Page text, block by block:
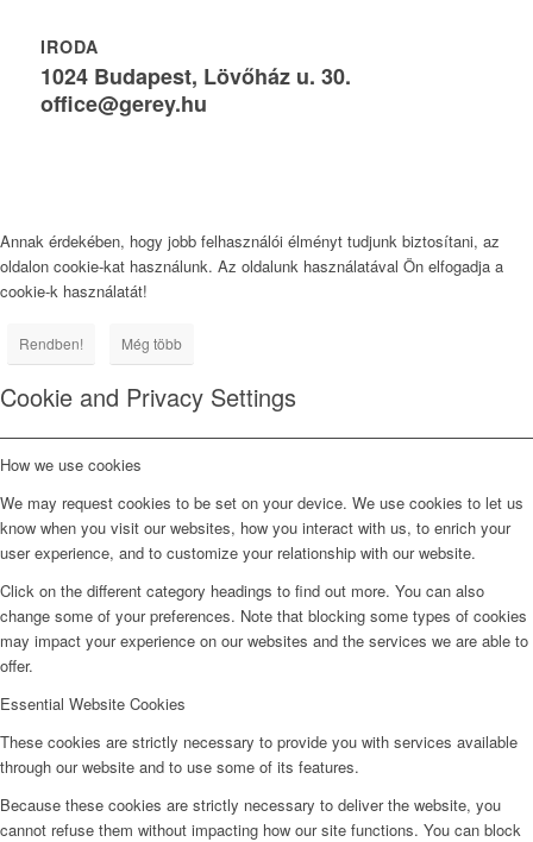
IRODA
1024 Budapest, Lövőház u. 30.
office@gerey.hu
Annak érdekében, hogy jobb felhasználói élményt tudjunk biztosítani, az
oldalon cookie-kat használunk. Az oldalunk használatával Ön elfogadja a
cookie-k használatát!
Rendben! Még több
Cookie and Privacy Settings
How we use cookies
We may request cookies to be set on your device. We use cookies to let us
know when you visit our websites, how you interact with us, to enrich your
user experience, and to customize your relationship with our website.
Click on the different category headings to find out more. You can also
change some of your preferences. Note that blocking some types of cookies
may impact your experience on our websites and the services we are able to
offer.
Essential Website Cookies
These cookies are strictly necessary to provide you with services available
through our website and to use some of its features.
Because these cookies are strictly necessary to deliver the website, you
cannot refuse them without impacting how our site functions. You can block